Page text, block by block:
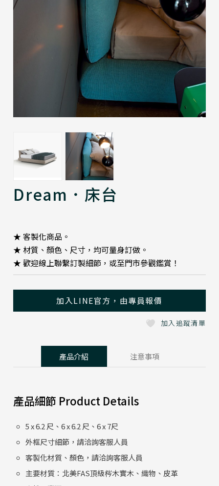
Dream．床台
★ 客製化商品。
★ 材質、顏色、尺寸，均可量身訂做。
★ 歡迎線上聯繫訂製細節，或至門市參觀鑑賞！
加入LINE官方，由專員報價
加入追蹤清單
產品介紹 注意事項
產品細節 Product Details
5 x 6.2 尺、6 x 6.2 尺、6 x 7尺
外框尺寸細節，請洽詢客服人員
客製化材質、顏色，請洽詢客服人員
主要材質：北美FAS頂級梣木實木、織物、皮革